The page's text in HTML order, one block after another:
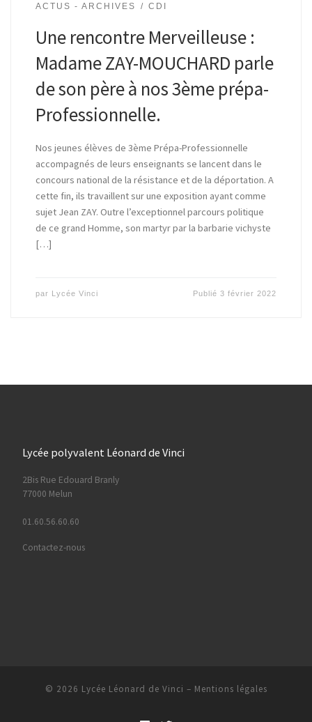
ACTUS - ARCHIVES CDI
Une rencontre Merveilleuse :
Madame ZAY-MOUCHARD parle
de son père à nos 3ème prépa-
Professionnelle.
Nos jeunes élèves de 3ème Prépa-Professionnelle
accompagnés de leurs enseignants se lancent dans le
concours national de la résistance et de la déportation. A
cette fin, ils travaillent sur une exposition ayant comme
sujet Jean ZAY. Outre l’exceptionnel parcours politique
de ce grand Homme, son martyr par la barbarie vichyste
[…]
par Lycée Vinci Publié3 février 2022
Lycée polyvalent Léonard de Vinci
2Bis Rue Edouard Branly
77000 Melun
01.60.56.60.60
Contactez-nous
© 2026 Lycée Léonard de Vinci – Mentions légales